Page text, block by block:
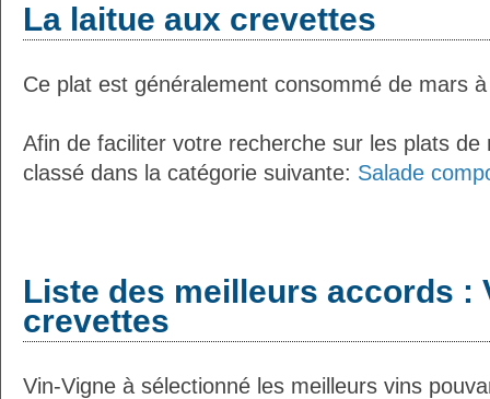
La laitue aux crevettes
Ce plat est généralement consommé de mars
Afin de faciliter votre recherche sur les plats
classé dans la catégorie suivante: Salade
Liste des meilleurs accords :
crevettes
Vin-Vigne à sélectionné les meilleurs vins